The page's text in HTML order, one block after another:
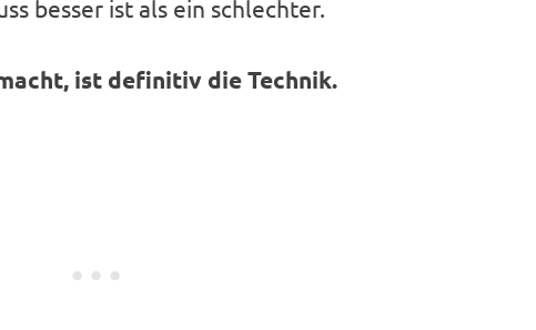
besser ist als ein schlechter.
ist definitiv die Technik.